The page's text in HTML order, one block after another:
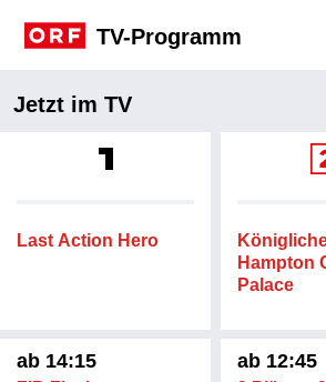
TV-Programm
TV Frontpage
Jetzt im TV
Last Action Hero
ab 14:15
Programm
Hampton
Palace
ab 12:45